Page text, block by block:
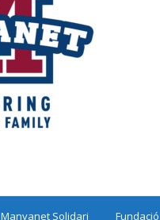
Manyanet Solidari Fundació